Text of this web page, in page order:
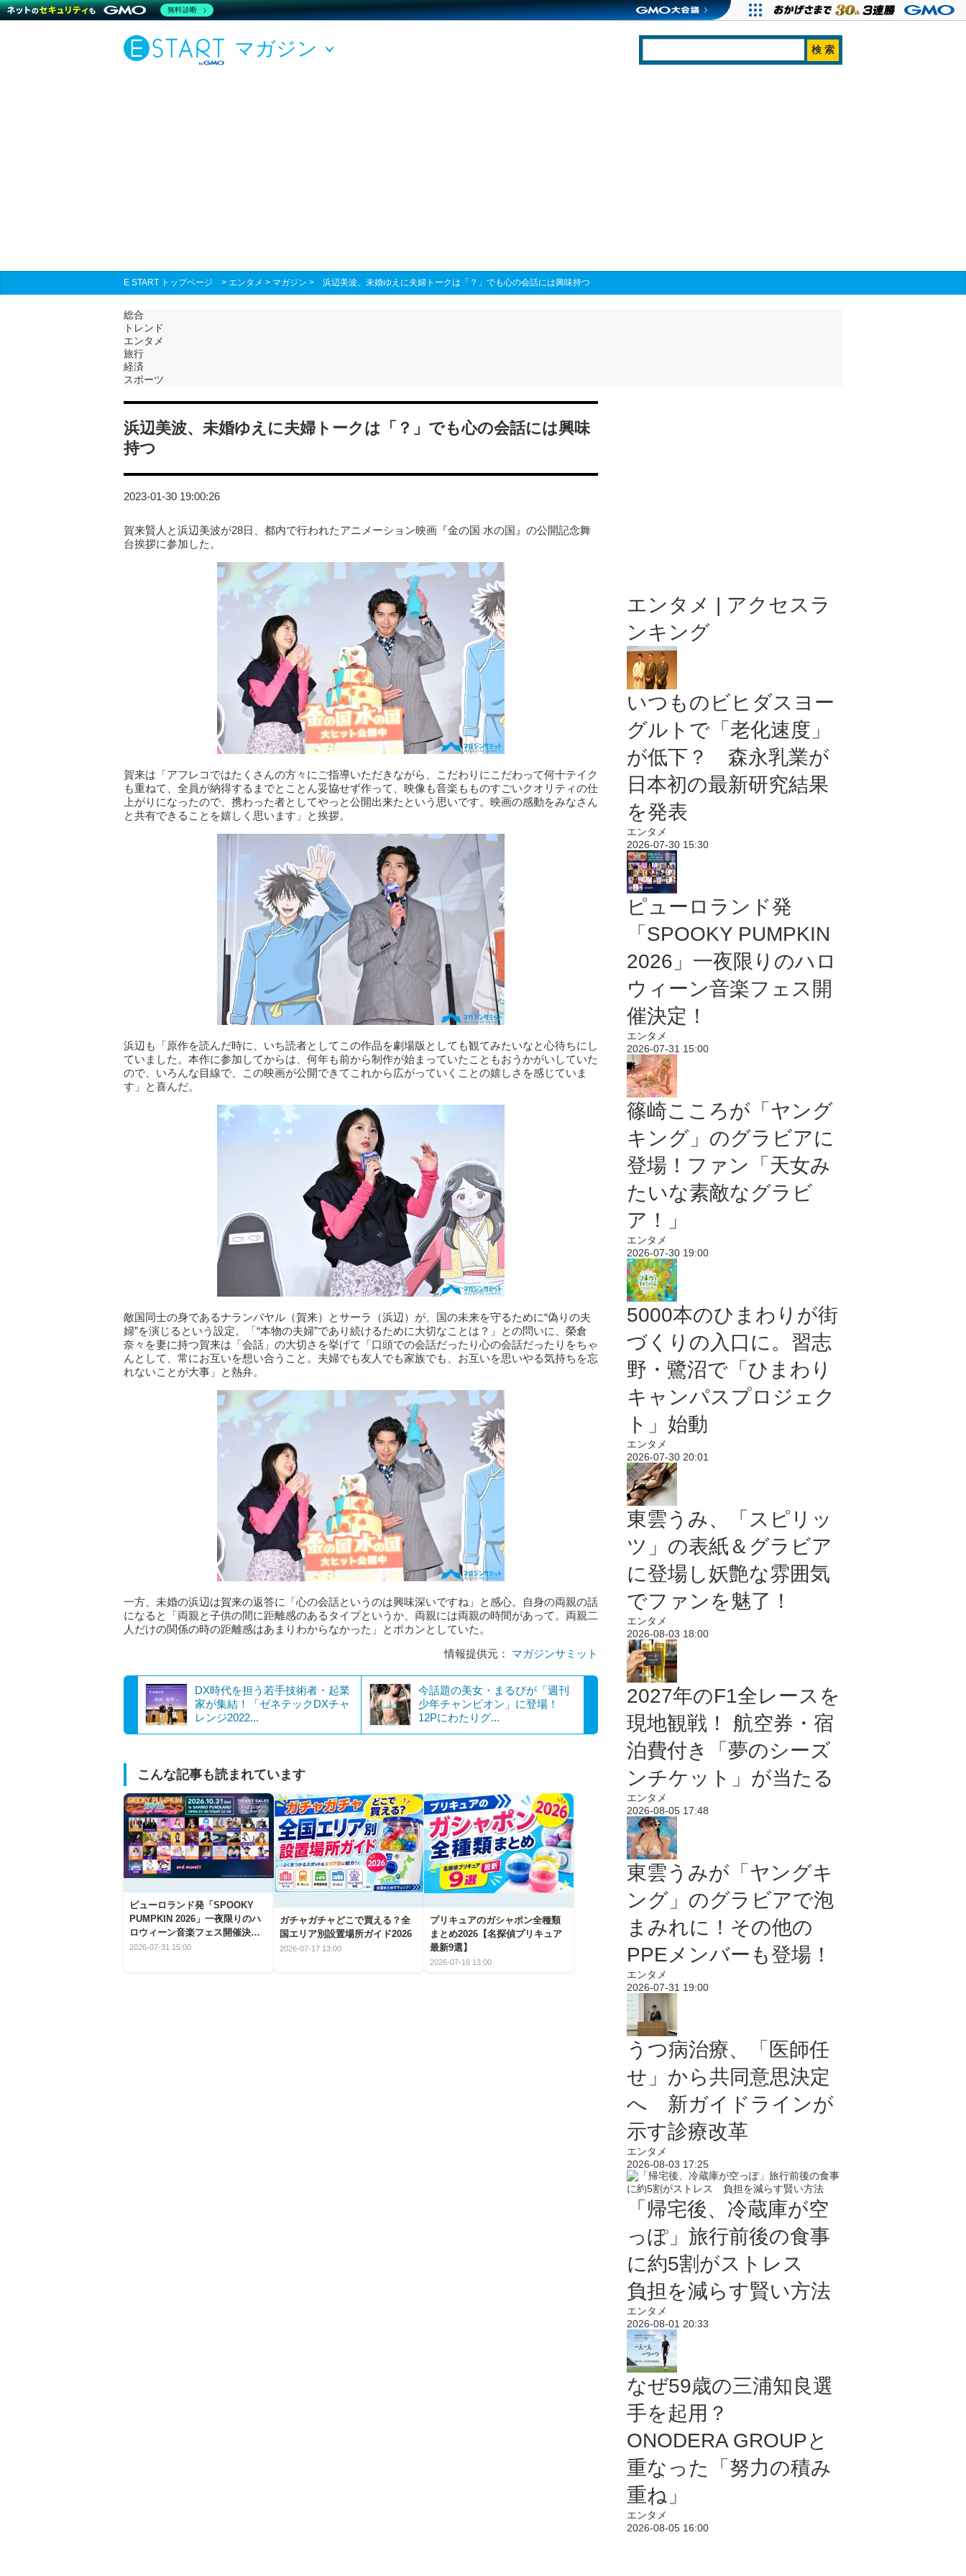
マガジン
E START トップページ > エンタメ > マガジン > 浜辺美波、未婚ゆえに夫婦トークは「？」でも心の会話には興味持つ
総合
トレンド
エンタメ
旅行
経済
スポーツ
浜辺美波、未婚ゆえに夫婦トークは「？」でも心の会話には興味
持つ
2023-01-30 19:00:26
賀来賢人と浜辺美波が28日、都内で行われたアニメーション映画『金の国 水の国』の公開記念舞
台挨拶に参加した。
賀来は「アフレコではたくさんの方々にご指導いただきながら、こだわりにこだわって何十テイク
も重ねて、全員が納得するまでとことん妥協せず作って、映像も音楽もものすごいクオリティの仕
上がりになったので、携わった者としてやっと公開出来たという思いです。映画の感動をみなさん
と共有できることを嬉しく思います」と挨拶。
浜辺も「原作を読んだ時に、いち読者としてこの作品を劇場版としても観てみたいなと心待ちにし
ていました。本作に参加してからは、何年も前から制作が始まっていたこともおうかがいしていた
ので、いろんな目線で、この映画が公開できてこれから広がっていくことの嬉しさを感じていま
す」と喜んだ。
敵国同士の身であるナランバヤル（賀来）とサーラ（浜辺）が、国の未来を守るために“偽りの夫
婦”を演じるという設定。「“本物の夫婦”であり続けるために大切なことは？」との問いに、榮倉
奈々を妻に持つ賀来は「会話」の大切さを挙げて「口頭での会話だったり心の会話だったりをちゃ
んとして、常にお互いを想い合うこと。夫婦でも友人でも家族でも、お互いを思いやる気持ちを忘
れないことが大事」と熱弁。
一方、未婚の浜辺は賀来の返答に「心の会話というのは興味深いですね」と感心。自身の両親の話
になると「両親と子供の間に距離感のあるタイプというか、両親には両親の時間があって。両親二
人だけの関係の時の距離感はあまりわからなかった」とポカンとしていた。
情報提供元： マガジンサミット
DX時代を担う若手技術者・起業
家が集結！「ゼネテックDXチャ
レンジ2022...
今話題の美女・まるぴが「週刊
少年チャンピオン」に登場！
12Pにわたりグ...
こんな記事も読まれています
ピューロランド発「SPOOKY
PUMPKIN 2026」一夜限りのハ
ロウィーン音楽フェス開催決
定！
2026-07-31 15:00
ガチャガチャどこで買える？全
国エリア別設置場所ガイド2026
2026-07-17 13:00
プリキュアのガシャポン全種類
まとめ2026【名探偵プリキュア
最新9選】
2026-07-16 13:00
エンタメ | アクセスラ
ンキング
いつものビヒダスヨー
グルトで「老化速度」
が低下？ 森永乳業が
日本初の最新研究結果
を発表
エンタメ
2026-07-30 15:30
ピューロランド発
「SPOOKY PUMPKIN
2026」一夜限りのハロ
ウィーン音楽フェス開
催決定！
エンタメ
2026-07-31 15:00
篠崎こころが「ヤング
キング」のグラビアに
登場！ファン「天女み
たいな素敵なグラビ
ア！」
エンタメ
2026-07-30 19:00
5000本のひまわりが街
づくりの入口に。習志
野・鷺沼で「ひまわり
キャンパスプロジェク
ト」始動
エンタメ
2026-07-30 20:01
東雲うみ、「スピリッ
ツ」の表紙＆グラビア
に登場し妖艶な雰囲気
でファンを魅了！
エンタメ
2026-08-03 18:00
2027年のF1全レースを
現地観戦！ 航空券・宿
泊費付き「夢のシーズ
ンチケット」が当たる
エンタメ
2026-08-05 17:48
東雲うみが「ヤングキ
ング」のグラビアで泡
まみれに！その他の
PPEメンバーも登場！
エンタメ
2026-07-31 19:00
うつ病治療、「医師任
せ」から共同意思決定
へ 新ガイドラインが
示す診療改革
エンタメ
2026-08-03 17:25
「帰宅後、冷蔵庫が空
っぽ」旅行前後の食事
に約5割がストレス
負担を減らす賢い方法
エンタメ
2026-08-01 20:33
なぜ59歳の三浦知良選
手を起用？
ONODERA GROUPと
重なった「努力の積み
重ね」
エンタメ
2026-08-05 16:00
無料診断